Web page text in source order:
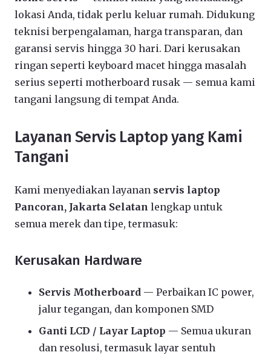
lokasi Anda, tidak perlu keluar rumah. Didukung
teknisi berpengalaman, harga transparan, dan
garansi servis hingga 30 hari. Dari kerusakan
ringan seperti keyboard macet hingga masalah
serius seperti motherboard rusak — semua kami
tangani langsung di tempat Anda.
Layanan Servis Laptop yang Kami
Tangani
Kami menyediakan layanan servis laptop
Pancoran, Jakarta Selatan lengkap untuk
semua merek dan tipe, termasuk:
Kerusakan Hardware
Servis Motherboard — Perbaikan IC power,
jalur tegangan, dan komponen SMD
Ganti LCD / Layar Laptop — Semua ukuran
dan resolusi, termasuk layar sentuh